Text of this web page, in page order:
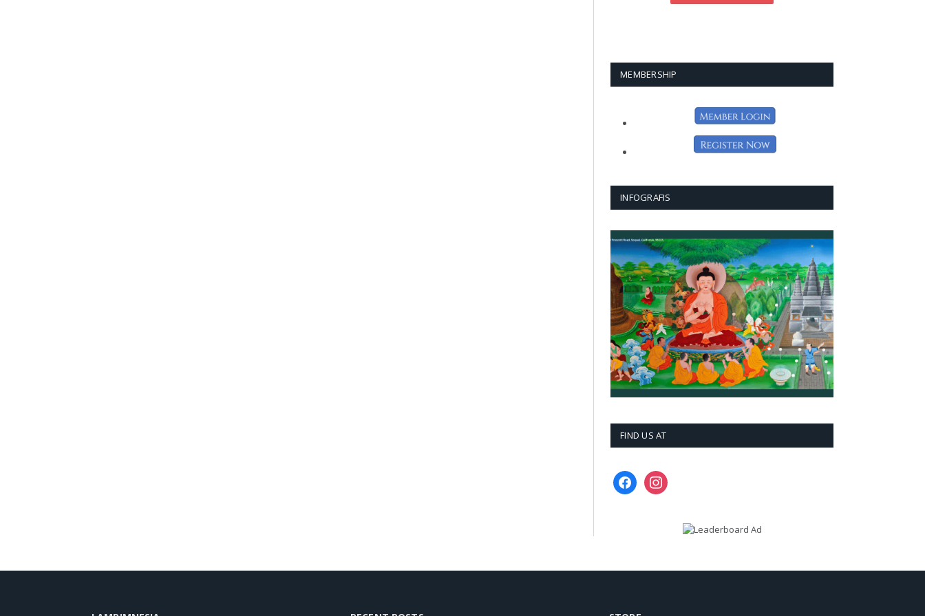
MEMBERSHIP
INFOGRAFIS
FIND US AT
facebookinstagram